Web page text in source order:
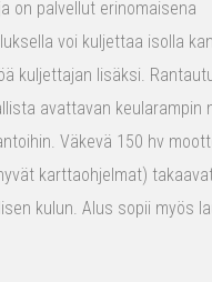
on palvellut erinomaisena
voi kuljettaa isolla
kuljettajan lisäksi.
avattavan keularampin
Väkevä 150 hv
karttaohjelmat)
kulun. Alus sopii myös